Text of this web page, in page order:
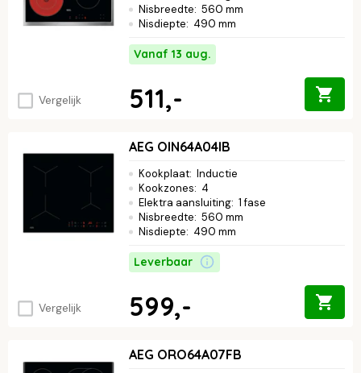
Vergelijk
Nisbreedte: 560 mm
Nisdiepte: 490 mm
Vanaf 13 aug.
511,-
Vergelijk
AEG OIN64A04IB
Kookplaat: Inductie
Kookzones: 4
Elektra aansluiting: 1 fase
Nisbreedte: 560 mm
Nisdiepte: 490 mm
Leverbaar
599,-
AEG ORO64A07FB